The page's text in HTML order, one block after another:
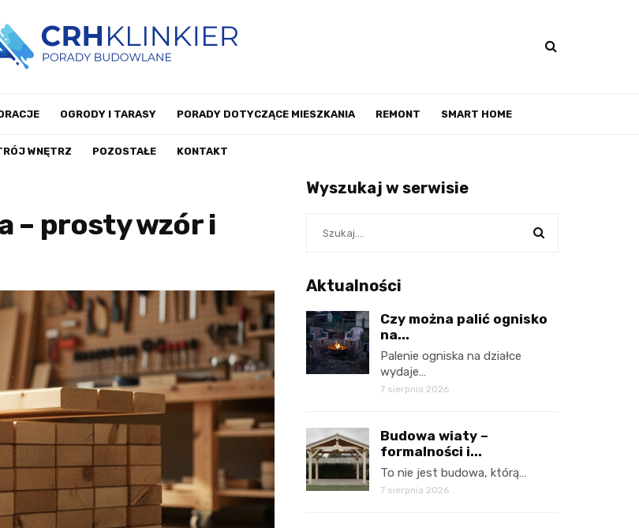
OGRODY I TARASY PORADY DOTYCZĄCE MIESZKANIA REMONT SMART HOME
WNĘTRZ POZOSTAŁE KONTAKT
– prosty wzór i
Wyszukaj w serwisie
Aktualności
Czy można palić ognisko
na...
Palenie ogniska na działce
wydaje…
7 sierpnia 2026
Budowa wiaty –
formalności i...
To nie jest budowa, którą…
7 sierpnia 2026